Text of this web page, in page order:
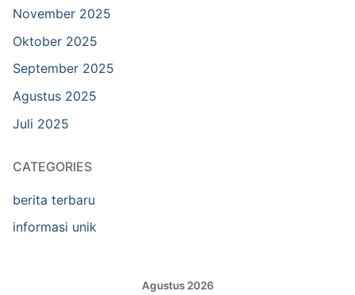
November 2025
Oktober 2025
September 2025
Agustus 2025
Juli 2025
CATEGORIES
berita terbaru
informasi unik
Agustus 2026